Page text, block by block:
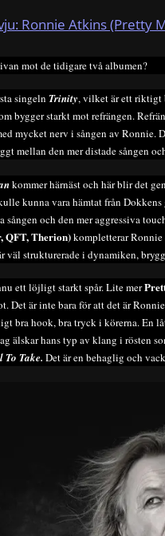
Ronnie Atkins (Pretty
mot de tidigare två albumen?
singeln Trinity, vilket är ett riktigt
bygger starkt mot refrängen.
mycket nerv i sången av Ronnie.
mellan den mer distade sången
kommer härnäst och här blir det
kunna vara hämtat från
sången och den mer aggressiva
QFT, Therion)kompletterar
väl strukturerade i dynamiken,
ett löjligt starkt spår. Lite mer
Det är inte bara för att det är
bra hook, bra tryck i körerna. En
älskar hans typ av klang i rösten
To Take. Det är en behaglig och